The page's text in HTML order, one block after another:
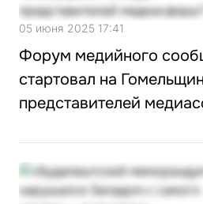
05 июня 2025 17:41
Форум медийного
стартовал на
представителей